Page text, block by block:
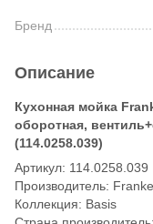
Бренд
Описание
Кухонная мойка
оборотная,
(114.0258.039)
Артикул: 114.0258.039
Производитель: Franke
Коллекция: Basis